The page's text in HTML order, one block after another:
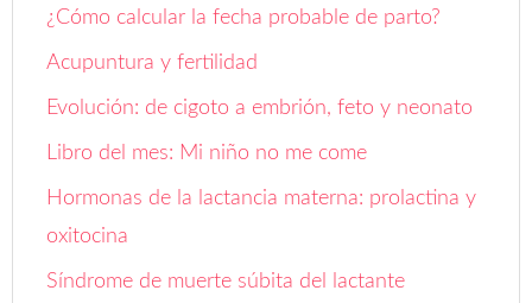
¿Cómo calcular la fecha probable de parto?
Acupuntura y fertilidad
Evolución: de cigoto a embrión, feto y neonato
Libro del mes: Mi niño no me come
Hormonas de la lactancia materna: prolactina y
oxitocina
Síndrome de muerte súbita del lactante